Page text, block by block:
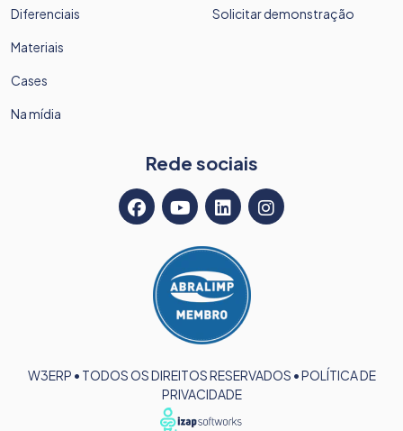
Diferenciais
Materiais
Cases
Na mídia
Solicitar demonstração
Rede sociais
W3ERP • TODOS OS DIREITOS RESERVADOS •POLÍTICA DE
PRIVACIDADE